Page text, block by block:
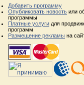
Добавить программу
Опубликовать новость или
программы
Платные услуги для
программ
Размещение рекламы на